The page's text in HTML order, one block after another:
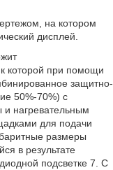
на котором
дисплей.
которой при помощи
защитно-
50%-70%) с
и нагревательным
для подачи
размеры
в результате
подсветке 7. С